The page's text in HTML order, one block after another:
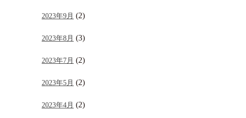
2023年9月 (2)
2023年8月 (3)
2023年7月 (2)
2023年5月 (2)
2023年4月 (2)